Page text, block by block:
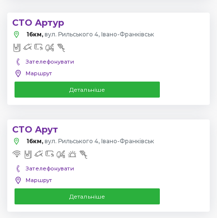
СТО Артур
16км, вул. Рильського 4, Івано-Франківськ
Зателефонувати
Маршрут
Детальніше
СТО Арут
16км, вул. Рильського 4, Івано-Франківськ
Зателефонувати
Маршрут
Детальніше